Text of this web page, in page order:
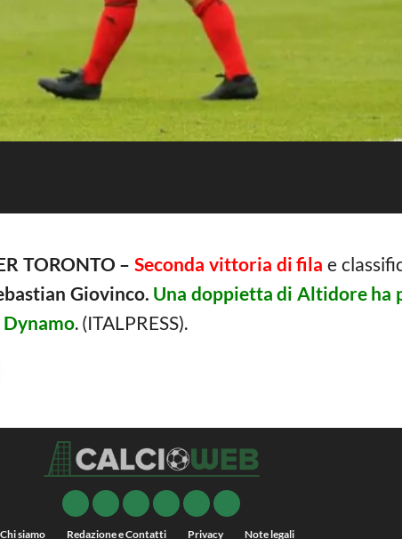
TORONTO – Seconda vittoria di fila e
Giovinco. Una doppietta di Altidore ha
Dynamo. (ITALPRESS).
Chi siamo Redazione e Contatti Privacy Note legali